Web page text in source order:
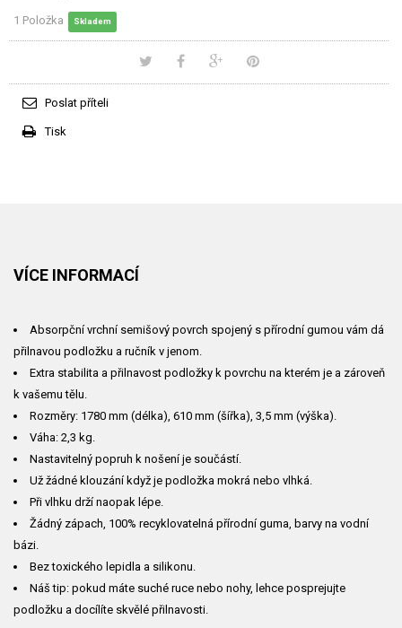
1 Položka Skladem
Poslat příteli
Tisk
VÍCE INFORMACÍ
Absorpční vrchní semišový povrch spojený s přírodní gumou vám dá
přilnavou podložku a ručník v jenom.
Extra stabilita a přilnavost podložky k povrchu na kterém je a zároveň
k vašemu tělu.
Rozměry: 1780 mm (délka), 610 mm (šířka), 3,5 mm (výška).
Váha: 2,3 kg.
Nastavitelný popruh k nošení je součástí.
Už žádné klouzání když je podložka mokrá nebo vlhká.
Při vlhku drží naopak lépe.
Žádný zápach, 100% recyklovatelná přírodní guma, barvy na vodní
bázi.
Bez toxického lepidla a silikonu.
Náš tip: pokud máte suché ruce nebo nohy, lehce posprejujte
podložku a docílíte skvělé přilnavosti.